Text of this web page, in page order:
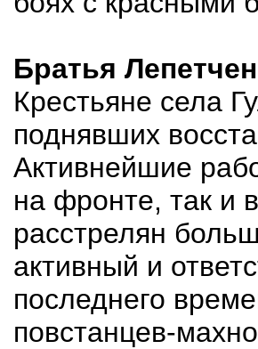
Братья
Крестьяне села
поднявших
Активнейшие
на фронте, так и
расстрелян
активный и
последнего
повстанцев-